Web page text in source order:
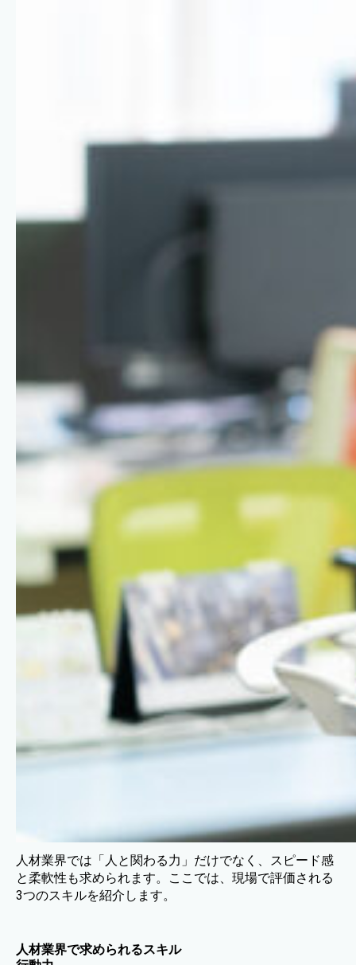
人材業界では「人と関わる力」だけでなく、スピード感
と柔軟性も求められます。ここでは、現場で評価される
3つのスキルを紹介します。
人材業界で求められるスキル